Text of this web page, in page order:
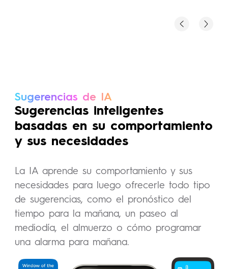
Sugerencias de IA
Sugerencias inteligentes
basadas en su comportamiento
y sus necesidades
La IA aprende su comportamiento y sus
necesidades para luego ofrecerle todo tipo
de sugerencias, como el pronóstico del
tiempo para la mañana, un paseo al
mediodía, el almuerzo o cómo programar
una alarma para mañana.